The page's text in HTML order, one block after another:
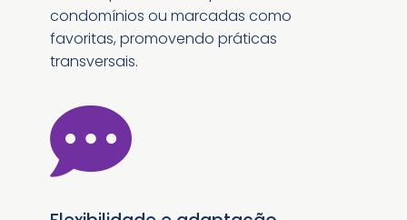
condomínios ou marcadas como
favoritas, promovendo práticas
transversais.
